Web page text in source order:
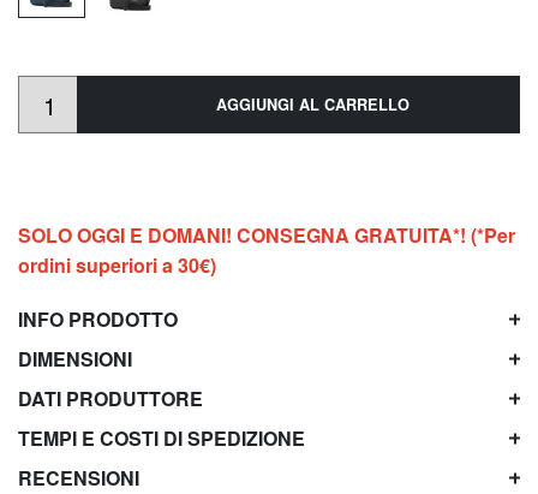
AGGIUNGI AL CARRELLO
SOLO OGGI E DOMANI! CONSEGNA GRATUITA*! (*Per
ordini superiori a 30€)
INFO PRODOTTO
DIMENSIONI
DATI PRODUTTORE
TEMPI E COSTI DI SPEDIZIONE
RECENSIONI